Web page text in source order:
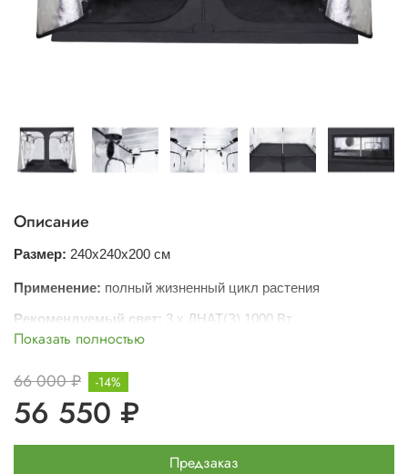
Описание
Размер: 240х240x200 см
Применение: полный жизненный цикл растения
Рекомендуемый свет: 3 х ДНАТ(З) 1000 Вт
Показать полностью
66 000 ₽
56 550 ₽
-14%
Предзаказ